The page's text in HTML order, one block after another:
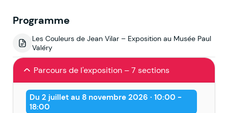
Programme
Les Couleurs de Jean Vilar – Exposition au Musée Paul
Valéry
Parcours de l'exposition – 7 sections
Du 2 juillet au 8 novembre 2026 · 10:00 -
18:00